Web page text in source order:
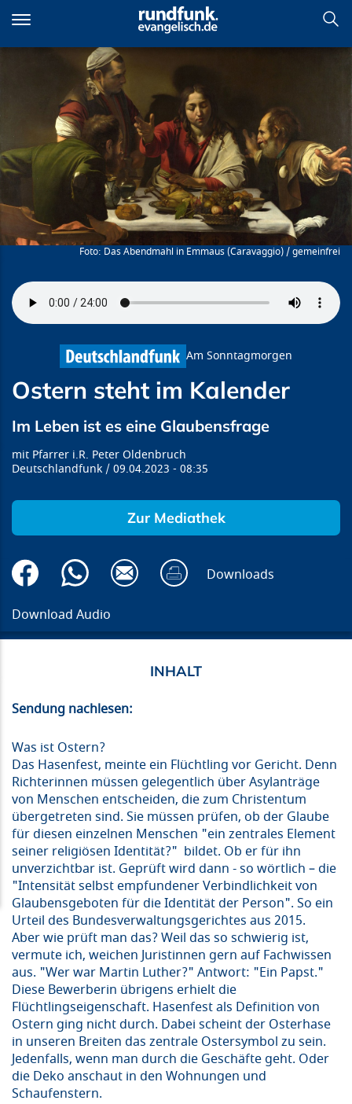
zum
Inhalt
Ostern steht im Kalender
Das Abendmahl in Emmaus (Caravaggio) / gemeinfrei
Am Sonntagmorgen
Ostern steht im Kalender
Im Leben ist es eine Glaubensfrage
Pfarrer i.R. Peter Oldenbruch
Deutschlandfunk
09.04.2023 08:35
Zur Mediathek
Downloads
Download Audio
Sendung nachlesen:
Was ist Ostern?
Das Hasenfest, meinte ein Flüchtling vor Gericht. Denn
Richterinnen müssen gelegentlich über Asylanträge
von Menschen entscheiden, die zum Christentum
übergetreten sind. Sie müssen prüfen, ob der Glaube
für diesen einzelnen Menschen "ein zentrales Element
seiner religiösen Identität?" bildet. Ob er für ihn
unverzichtbar ist. Geprüft wird dann - so wörtlich – die
"Intensität selbst empfundener Verbindlichkeit von
Glaubensgeboten für die Identität der Person". So ein
Urteil des Bundesverwaltungsgerichtes aus 2015.
Aber wie prüft man das? Weil das so schwierig ist,
vermute ich, weichen Juristinnen gern auf Fachwissen
aus. "Wer war Martin Luther?" Antwort: "Ein Papst."
Diese Bewerberin übrigens erhielt die
Flüchtlingseigenschaft. Hasenfest als Definition von
Ostern ging nicht durch. Dabei scheint der Osterhase
in unseren Breiten das zentrale Ostersymbol zu sein.
Jedenfalls, wenn man durch die Geschäfte geht. Oder
die Deko anschaut in den Wohnungen und
Schaufenstern.